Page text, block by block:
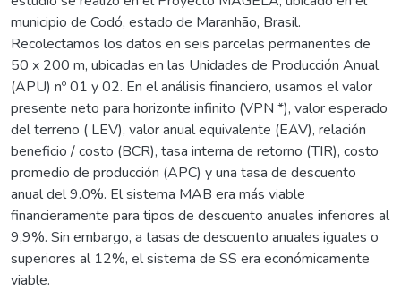
municipio de Codó, estado de Maranhão, Brasil.
Recolectamos los datos en seis parcelas permanentes de
50 x 200 m, ubicadas en las Unidades de Producción Anual
(APU) nº 01 y 02. En el análisis financiero, usamos el valor
presente neto para horizonte infinito (VPN *), valor esperado
del terreno ( LEV), valor anual equivalente (EAV), relación
beneficio / costo (BCR), tasa interna de retorno (TIR), costo
promedio de producción (APC) y una tasa de descuento
anual del 9.0%. El sistema MAB era más viable
financieramente para tipos de descuento anuales inferiores al
9,9%. Sin embargo, a tasas de descuento anuales iguales o
superiores al 12%, el sistema de SS era económicamente
viable.